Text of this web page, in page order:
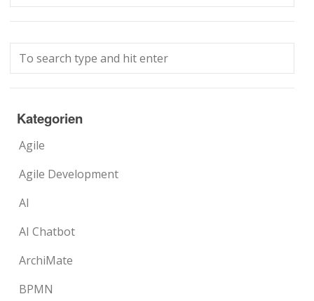
Kategorien
Agile
Agile Development
AI
AI Chatbot
ArchiMate
BPMN